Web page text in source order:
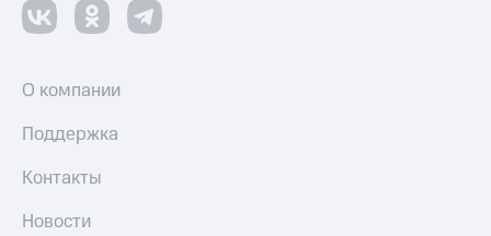
О компании
Поддержка
Контакты
Новости